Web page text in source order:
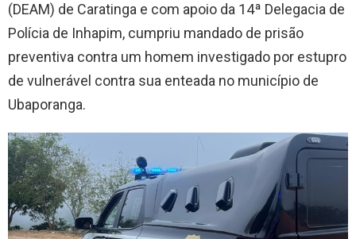
(DEAM) de Caratinga e com apoio da 14ª Delegacia de
Polícia de Inhapim, cumpriu mandado de prisão
preventiva contra um homem investigado por estupro
de vulnerável contra sua enteada no município de
Ubaporanga.